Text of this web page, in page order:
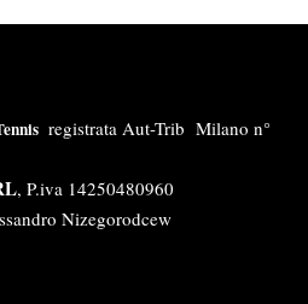
registrata Aut-Trib Milano n°
, P.iva 14250480960
Nizegorodcew